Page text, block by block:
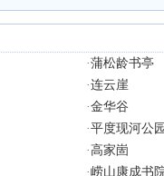
·蒲松龄书亭
·连云崖
·金华谷
·平度现河公
·高家崮
·崂山康成书